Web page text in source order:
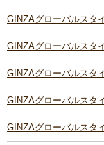
GINZAグローバルスタ
GINZAグローバルスタ
GINZAグローバルスタ
GINZAグローバルスタ
GINZAグローバルスタ